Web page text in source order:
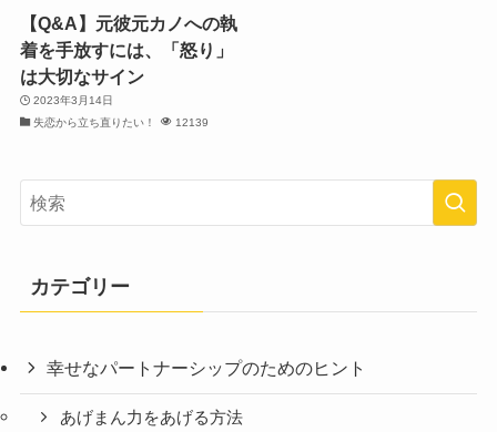
【Q&A】元彼元カノへの執
着を手放すには、「怒り」
は大切なサイン
2023年3月14日
失恋から立ち直りたい！
12139
カテゴリー
幸せなパートナーシップのためのヒント
あげまん力をあげる方法